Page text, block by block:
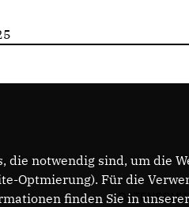
die notwendig sind, um die
Optmierung). Für die
finden Sie in unserer